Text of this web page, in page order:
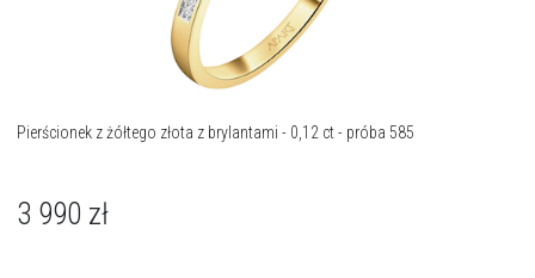
Pierścionek z żółtego złota z brylantami - 0,12 ct - próba 585
3 990 zł